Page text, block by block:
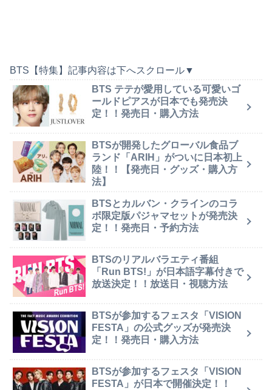
BTS【特集】記事内容は下へスクロール▼
BTS テテが愛用している可愛いゴ
ールドピアスが日本でも発売決
定！！発売日・購入方法
BTSが開発したグローバル食品ブ
ランド「ARIH」がついに日本初上
陸！！【発売日・グッズ・購入方
法】
BTSとカルバン・クラインのコラ
ボ限定版パジャマセットが発売決
定！！発売日・予約方法
BTSのリアルバラエティ番組
「Run BTS!」が日本語字幕付きで
放送決定！！放送日・視聴方法
BTSが参加するフェスタ「VISION
FESTA」の公式グッズが発売決
定！！発売日・購入方法
BTSが参加するフェスタ「VISION
FESTA」が日本で開催決定！！